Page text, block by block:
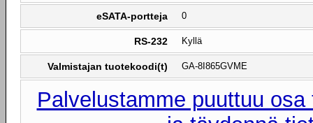
eSATA-portteja 0
RS-232 Kyllä
Valmistajan tuotekoodi(t) GA-8I865GVME
Palvelustamme puuttuu